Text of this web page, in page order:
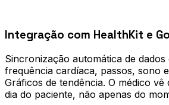
Integração com HealthKit e
Sincronização automática de dados
frequência cardíaca, passos, sono
Gráficos de tendência. O médico vê
dia do paciente, não apenas do